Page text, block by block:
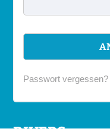
Passwort vergessen?
DIVERS